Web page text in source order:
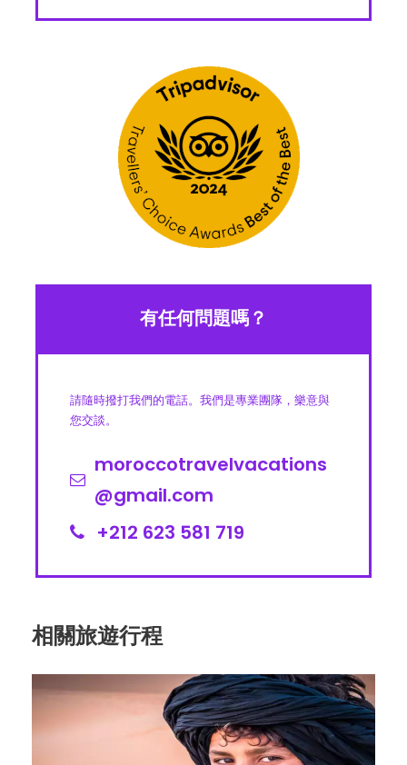
有任何問題嗎？
請隨時撥打我們的電話。我們是專業團隊，樂意與
您交談。
moroccotravelvacations
@gmail.com
+212 623 581 719
相關旅遊行程